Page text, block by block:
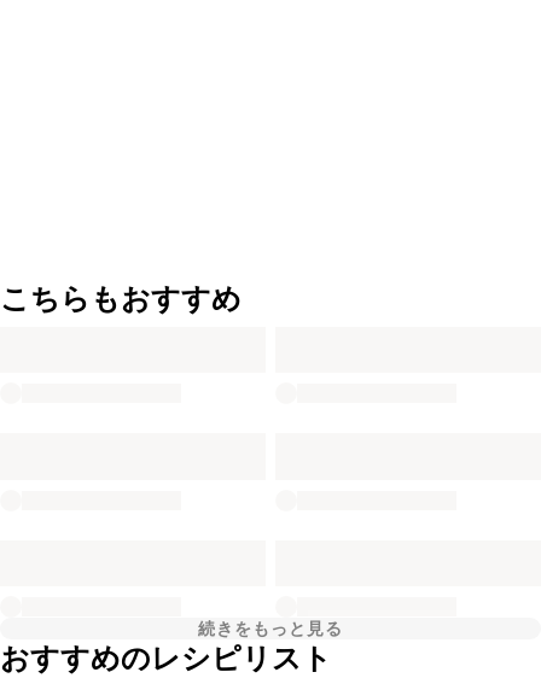
こちらもおすすめ
続きをもっと見る
おすすめのレシピリスト